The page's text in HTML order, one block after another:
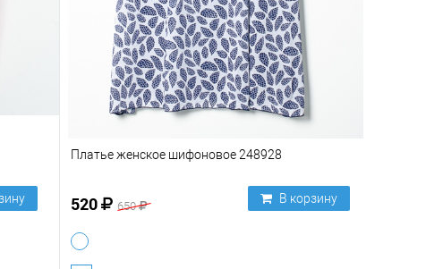
Платье женское шифоновое 248928
520 650
В корзину